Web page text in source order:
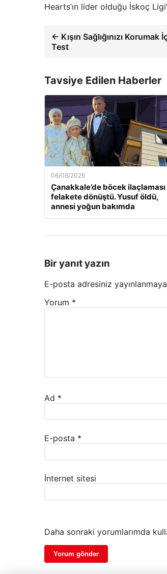
Hearts’ın lider olduğu İskoç
← Kışın Sağlığınızı
Test
Tavsiye Edilen Haberler
06/08/2026
Çanakkale’de böcek ilaçlaması
felakete dönüştü. Yusuf öldü,
annesi yoğun bakımda
Bir yanıt yazın
E-posta adresiniz
Yorum *
Ad *
E-posta *
İnternet sitesi
Daha sonraki yorumlarımda